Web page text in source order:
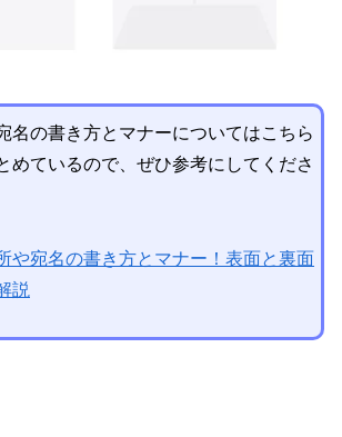
名の書き方とマナーについてはこちら
めているので、ぜひ参考にしてくださ
や宛名の書き方とマナー！表面と裏面
説